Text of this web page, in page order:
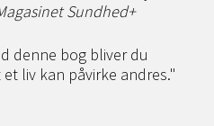
Sundhed+
denne bog bliver du
liv kan påvirke andres."